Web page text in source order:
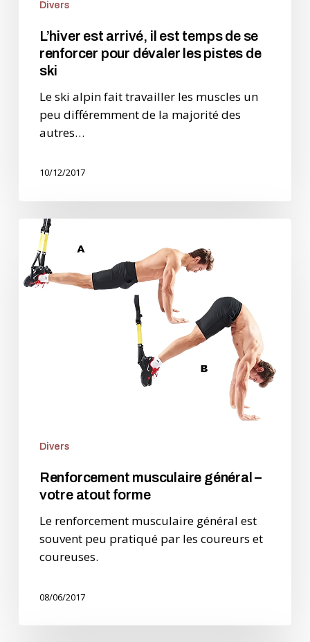
Divers
L’hiver est arrivé, il est temps de se
renforcer pour dévaler les pistes de
ski
Le ski alpin fait travailler les muscles un
peu différemment de la majorité des
autres…
10/12/2017
Renforcement
musculaire
général
–
Divers
Renforcement musculaire général –
votre atout forme
Le renforcement musculaire général est
souvent peu pratiqué par les coureurs et
coureuses.
08/06/2017